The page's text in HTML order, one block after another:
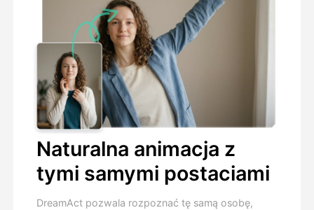
Naturalna animacja z
tymi samymi postaciami
DreamAct pozwala rozpoznać tę samą osobę,